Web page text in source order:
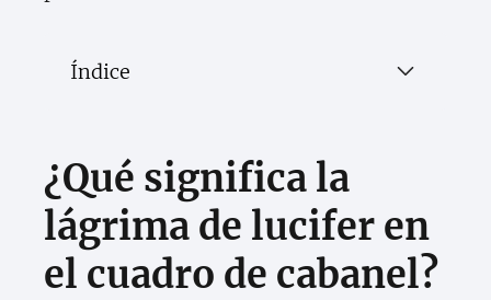
Índice
¿Qué significa la
lágrima de lucifer en
el cuadro de cabanel?